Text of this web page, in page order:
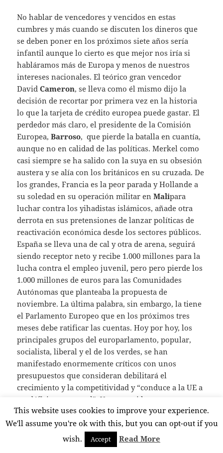
No hablar de vencedores y vencidos en estas
cumbres y más cuando se discuten los dineros que
se deben poner en los próximos siete años sería
infantil aunque lo cierto es que mejor nos iría si
habláramos más de Europa y menos de nuestros
intereses nacionales. El teórico gran vencedor
DavidCameron, se lleva como él mismo dijo la
decisión de recortar por primera vez en la historia
lo que la tarjeta de crédito europea puede gastar. El
perdedor más claro, el presidente de la Comisión
Europea,Barroso, que pierde la batalla en cuantía,
aunque no en calidad de las políticas. Merkel como
casi siempre se ha salido con la suya en su obsesión
austera y se alía con los británicos en su cruzada. De
los grandes, Francia es la peor parada y Hollande a
su soledad en su operación militar enMalipara
luchar contra los yihadistas islámicos, añade otra
derrota en sus pretensiones de lanzar políticas de
reactivación económica desde los sectores públicos.
España se lleva una de cal y otra de arena, seguirá
siendo receptor neto y recibe 1.000 millones para la
lucha contra el empleo juvenil, pero pero pierde los
1.000 millones de euros para las Comunidades
Autónomas que planteaba la propuesta de
noviembre. La última palabra, sin embargo, la tiene
el Parlamento Europeo que en los próximos tres
meses debe ratificar las cuentas. Hoy por hoy, los
principales grupos del europarlamento, popular,
socialista, liberal y el de los verdes, se han
manifestado enormemente críticos con unos
presupuestos que consideran debilitará el
crecimiento y la competitividad y “conduce a la UE a
un déficit estructural”. Veremos si los
representantes de todos los europeos son capaces de
ejercer su responsabilidad sin plegarse a las
presiones de sus partidos nacionales. En el juego de
enmiendas se pondrá de manifiesto el protagonismo
This website uses cookies to improve your experience.
We'll assume you're ok with this, but you can opt-out if you
wish.
Accept Read More